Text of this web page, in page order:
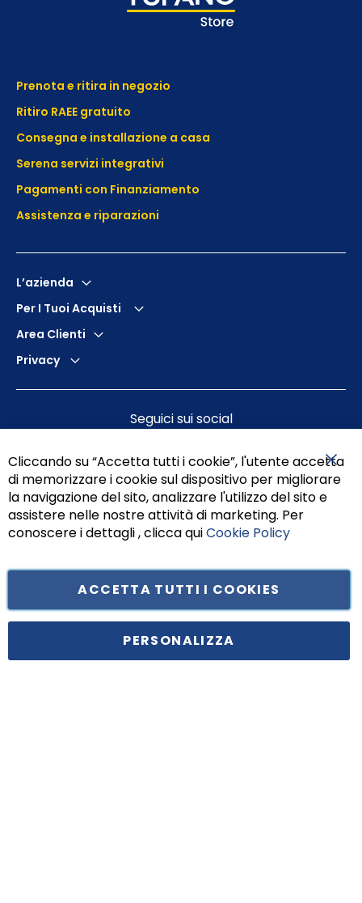
Prenota e ritira in negozio
Ritiro RAEE gratuito
Consegna e installazione a casa
Serena servizi integrativi
Pagamenti con Finanziamento
Assistenza e riparazioni
L’azienda
Per I Tuoi Acquisti
Area Clienti
Privacy
Seguici sui social
Principe di Piemonte 199, cap. 80026 Casoria (NA) - C.F. 05834470634 -
Cliccando su “Accetta tutti i cookie”, l'utente accetta
di memorizzare i cookie sul dispositivo per migliorare
la navigazione del sito, analizzare l'utilizzo del sito e
assistere nelle nostre attività di marketing. Per
conoscere i dettagli , clicca quiCookie Policy
ACCETTA TUTTI I COOKIES
PERSONALIZZA